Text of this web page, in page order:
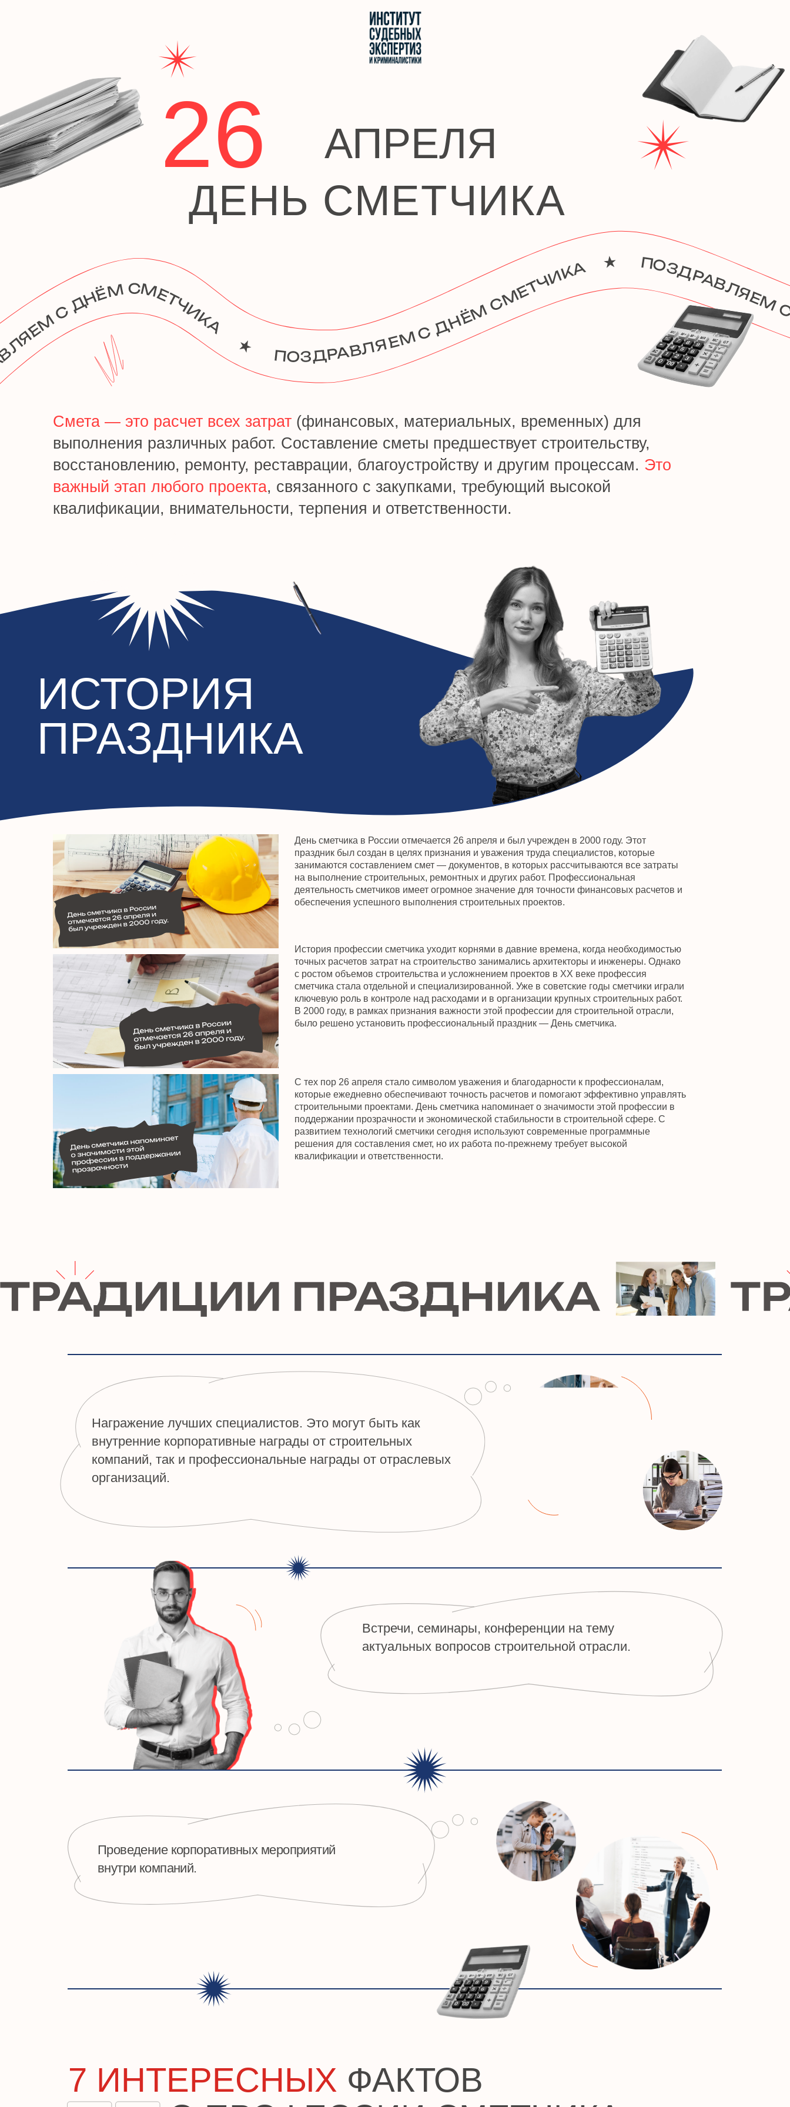
Исследования
26 АПРЕЛЯ
ДЕНЬ СМЕТЧИКА
Смета — это расчет всех затрат(финансовых, материальных, временных) для
восстановлению, ремонту, реставрации, благоустройству и другим процессам.Это
важный этап любого проекта
, связанного с закупками, требующий высокой
квалификации, внимательности, терпения и ответственности.
День сметчика в России отмечается 26 апреля и был учрежден в 2000 году. Этот
праздник был создан в целях признания и уважения труда специалистов, которые
занимаются составлением смет — документов, в которых рассчитываются все затраты
на выполнение строительных, ремонтных и других работ. Профессиональная
деятельность сметчиков имеет огромное значение для точности финансовых расчетов и
обеспечения успешного выполнения строительных проектов.
История профессии сметчика уходит корнями в давние времена, когда необходимостью
точных расчетов затрат на строительство занимались архитекторы и инженеры. Однако
с ростом объемов строительства и усложнением проектов в XX веке профессия
сметчика стала отдельной и специализированной. Уже в советские годы сметчики играли
ключевую роль в контроле над расходами и в организации крупных строительных работ.
В 2000 году, в рамках признания важности этой профессии для строительной отрасли,
было решено установить профессиональный праздник — День сметчика.
С тех пор 26 апреля стало символом уважения и благодарности к профессионалам,
которые ежедневно обеспечивают точность расчетов и помогают эффективно управлять
строительными проектами. День сметчика напоминает о значимости этой профессии в
поддержании прозрачности и экономической стабильности в строительной сфере. С
развитием технологий сметчики сегодня используют современные программные
решения для составления смет, но их работа по-прежнему требует высокой
квалификации и ответственности.
ИСТОРИЯ
ПРАЗДНИКА
Награжение лучших специалистов. Это могут быть как
внутренние корпоративные награды от строительных
компаний, так и профессиональные награды от отраслевых
организаций.
Встречи, семинары, конференции на тему
актуальных вопросов строительной отрасли.
Проведение корпоративных мероприятий
внутри компаний.
7 ИНТЕРЕСНЫХФАКТОВ
О ПРОФЕССИИ СМЕТЧИКА
работ, но и стараются предсказать все возможные
дополнительные расходы, которые могут возникнуть в
процессе строительства. Их задача — учесть каждый
Сметчики начинают свою работу на самых ранних
стадиях строительного проекта, еще до начала
строительства. Они разрабатывают сметы на
проектирование и различные работы, что помогает
строителям оценить бюджет.
03
Профессия сметчика охватывает не только
промышленность, ремонт, проектирование и